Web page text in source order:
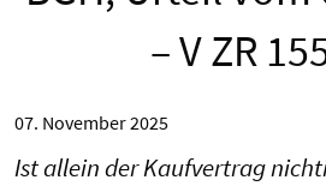
– V ZR
07. November 2025
Ist allein der Kaufvertrag